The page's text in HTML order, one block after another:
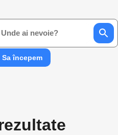
Unde ai nevoie?
Sa începem